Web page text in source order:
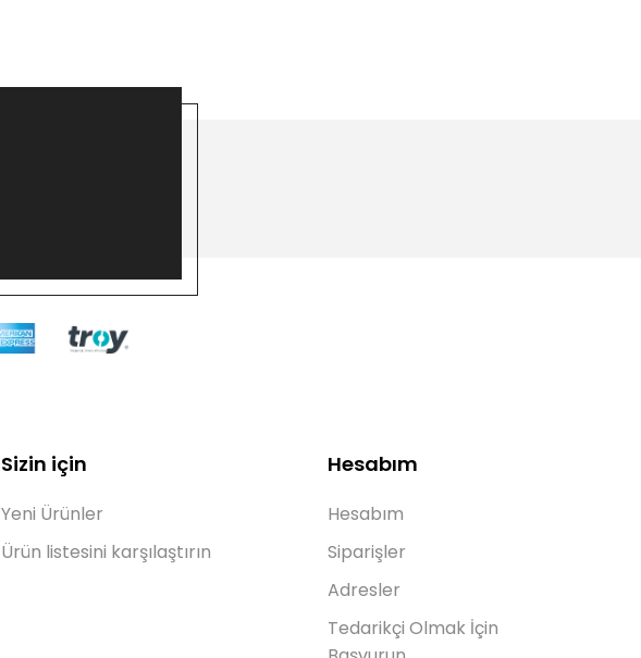
Sizin için
Yeni Ürünler
Ürün listesini karşılaştırın
Hesabım
Hesabım
Siparişler
Adresler
Tedarikçi Olmak İçin